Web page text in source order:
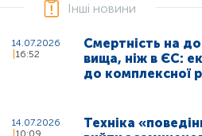
Інші новини
14.07.2026
16:52
Смертність на
вища, ніж в ЄС:
до комплексної
14.07.2026
Техніка